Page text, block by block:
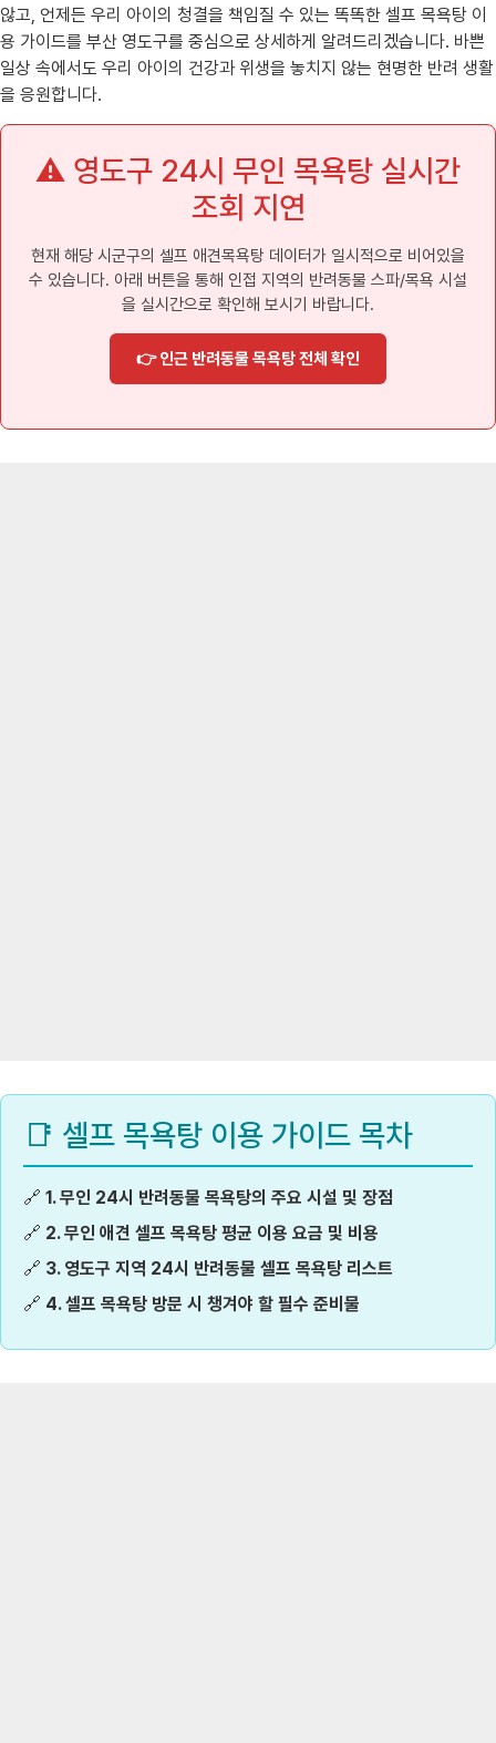
않고, 언제든 우리 아이의 청결을 책임질 수 있는 똑똑한 셀프 목욕탕 이
용 가이드를 부산 영도구를 중심으로 상세하게 알려드리겠습니다. 바쁜
일상 속에서도 우리 아이의 건강과 위생을 놓치지 않는 현명한 반려 생활
을 응원합니다.
⚠️ 영도구 24시 무인 목욕탕 실시간
조회 지연
현재 해당 시군구의 셀프 애견목욕탕 데이터가 일시적으로 비어있을
수 있습니다. 아래 버튼을 통해 인접 지역의 반려동물 스파/목욕 시설
을 실시간으로 확인해 보시기 바랍니다.
👉 인근 반려동물 목욕탕 전체 확인
📑 셀프 목욕탕 이용 가이드 목차
🔗 1. 무인 24시 반려동물 목욕탕의 주요 시설 및 장점
🔗 2. 무인 애견 셀프 목욕탕 평균 이용 요금 및 비용
🔗 3. 영도구 지역 24시 반려동물 셀프 목욕탕 리스트
🔗 4. 셀프 목욕탕 방문 시 챙겨야 할 필수 준비물